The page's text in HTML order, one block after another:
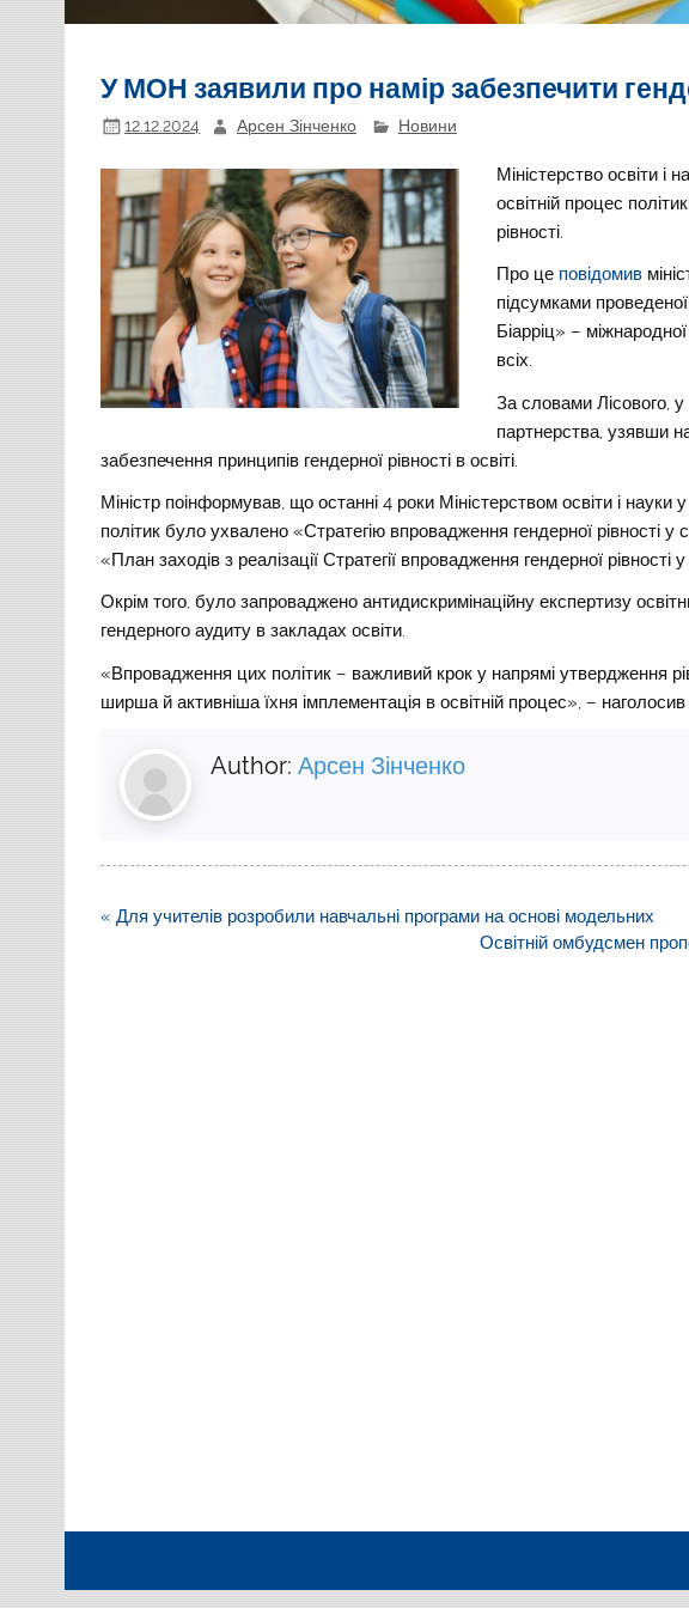
У МОН заявили про намір забезпечити
12.12.2024 Арсен Зінченко Новини
Міністерство освіти і
освітній процес
рівності.
Про це повідомив
підсумками
Біарріц» –
всіх.
За словами Лісового,
партнерства, узявши
забезпечення принципів гендерної рівності в освіті.
Міністр поінформував, що останні 4 роки Міністерством освіти і науки у
політик було ухвалено «Стратегію впровадження гендерної рівності
«План заходів з реалізації Стратегії впровадження гендерної
Окрім того, було запроваджено антидискримінаційну експертизу
гендерного аудиту в закладах освіти.
«Впровадження цих політик – важливий крок у напрямі утвердження
ширша й активніша їхня імплементація в освітній процес», – наголосив
Author:Арсен Зінченко
Навігація
« Для учителів розробили навчальні програми на основі модельних
Освітній омбудсмен